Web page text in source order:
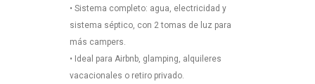
• Sistema completo: agua, electricidad y
sistema séptico, con 2 tomas de luz para
más campers.
• Ideal para Airbnb, glamping, alquileres
vacacionales o retiro privado.